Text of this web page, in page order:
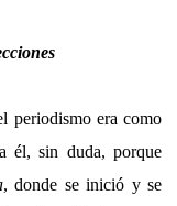
periodismo era como
él, sin duda, porque
, donde se inició y se